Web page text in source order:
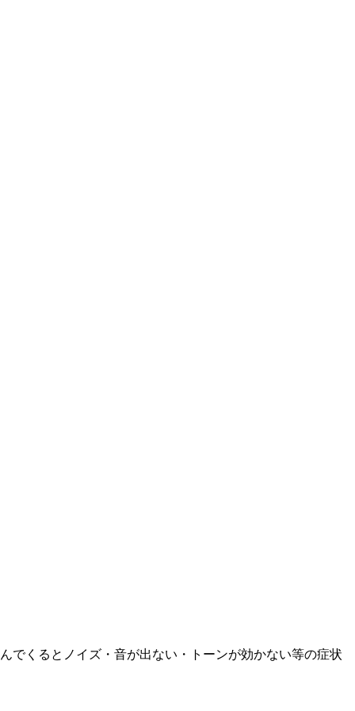
でくるとノイズ・音が出ない・トーンが効かない等の症状